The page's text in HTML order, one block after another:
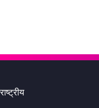
राष्ट्रीय